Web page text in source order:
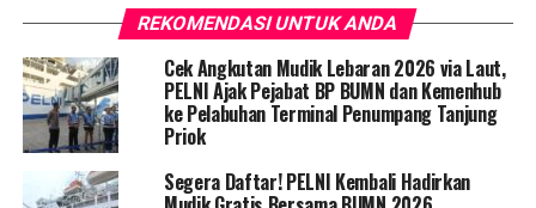
REKOMENDASI UNTUK ANDA
Cek Angkutan Mudik Lebaran 2026 via Laut,
PELNI Ajak Pejabat BP BUMN dan Kemenhub
ke Pelabuhan Terminal Penumpang Tanjung
Priok
Segera Daftar! PELNI Kembali Hadirkan